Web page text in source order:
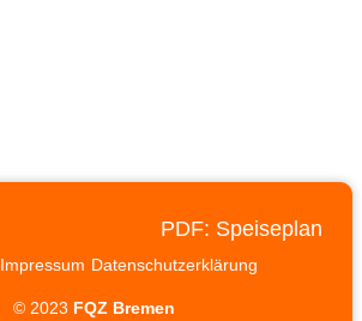
PDF: Speiseplan
© 2023 FQZ Bremen
Impressum Datenschutzerklärung